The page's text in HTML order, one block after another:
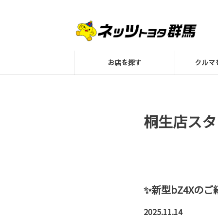
お店を探す クル
桐生店ス
✨新型bZ4Xのご
2025.11.14